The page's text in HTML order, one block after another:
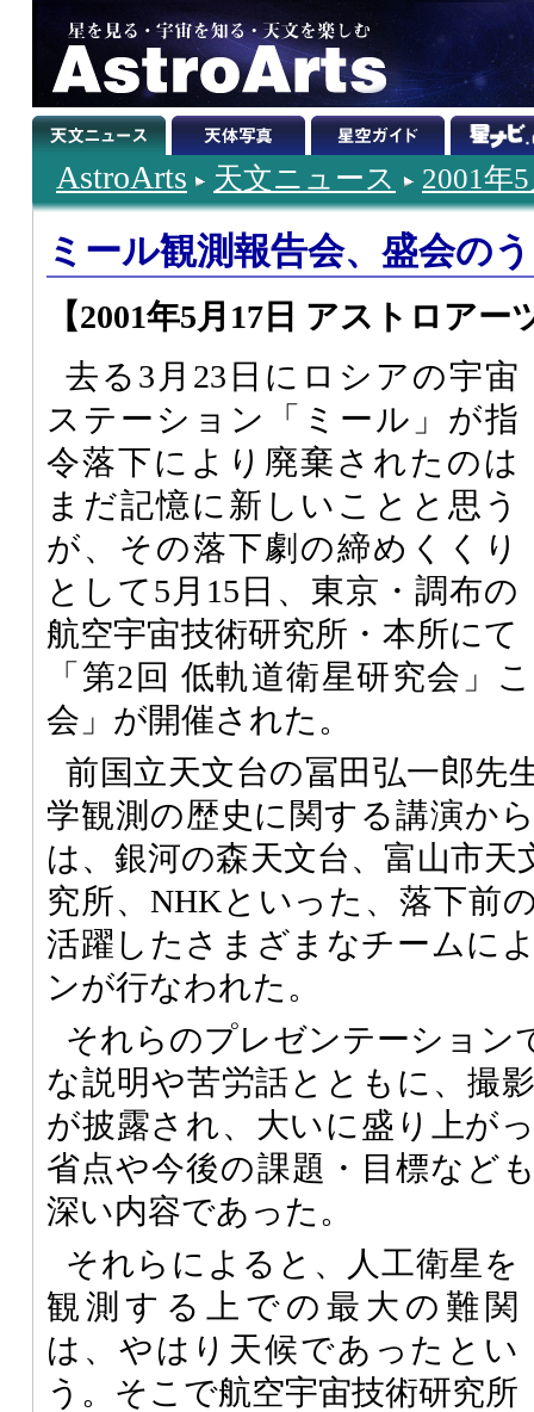
AstroArts 天文ニュース 2001年
ミール観測報告会、盛会の
【2001年5月17日 アストロアー
去る3月23日にロシアの宇宙
ステーション「ミール」が指
令落下により廃棄されたのは
まだ記憶に新しいことと思う
が、その落下劇の締めくくり
として5月15日、東京・調布の
航空宇宙技術研究所・本所にて
「第2回 低軌道衛星研究会」
会」が開催された。
前国立天文台の冨田弘一郎先
学観測の歴史に関する講演か
は、銀河の森天文台、富山市天
究所、NHKといった、落下前
活躍したさまざまなチームに
ンが行なわれた。
それらのプレゼンテーション
な説明や苦労話とともに、撮
が披露され、大いに盛り上が
省点や今後の課題・目標など
深い内容であった。
それらによると、人工衛星を
観測する上での最大の難関
は、やはり天候であったとい
う。そこで航空宇宙技術研究所